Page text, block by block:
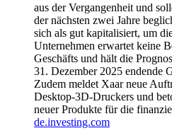
aus der Vergangenheit und
der nächsten zwei Jahre
sich als gut kapitalisiert, um
Unternehmen erwartet keine
Geschäfts und hält die
31. Dezember 2025 endende
Zudem meldet Xaar neue
Desktop-3D-Druckers und
neuer Produkte für die
de.investing.com